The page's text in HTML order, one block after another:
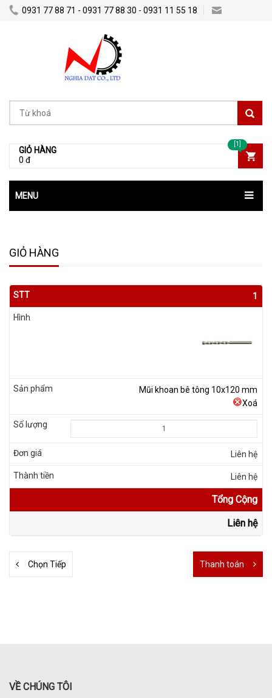
0931 77 88 71 - 0931 77 88 30 - 0931 11 55 18
GIỎ HÀNG
0 đ
[1]
MENU
GIỎ HÀNG
1
Mũi khoan bê tông 10x120 mm
Xoá
Liên hệ
Liên hệ
Tổng Cộng
Liên hệ
Chọn Tiếp Thanh toán
VỀ CHÚNG TÔI